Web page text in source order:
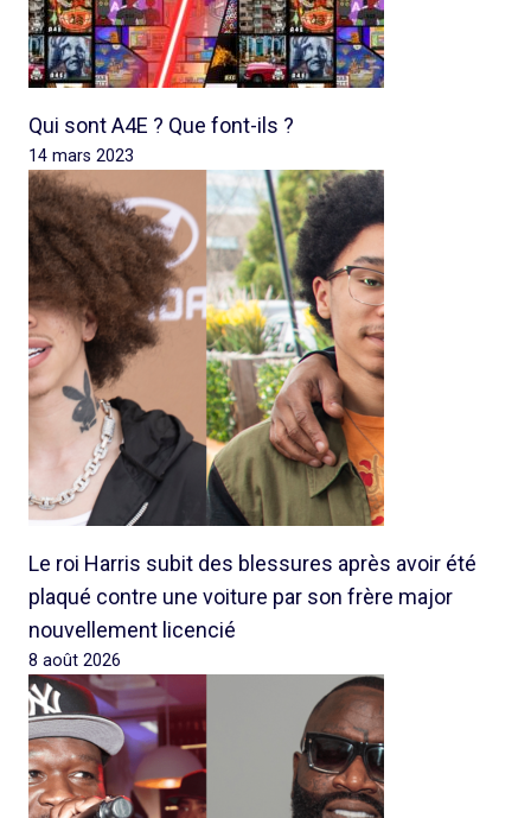
Qui sont A4E ? Que font-ils ?
14 mars 2023
Le roi Harris subit des blessures après avoir été
plaqué contre une voiture par son frère major
nouvellement licencié
8 août 2026